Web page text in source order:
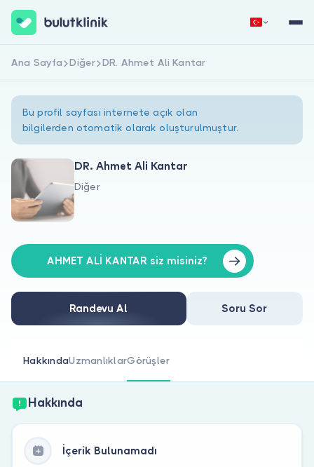
Hakkımızda
Doktorlar için
Doktor musunuz?
Hemen Kaydol
Ana Sayfa Diğer DR. Ahmet Ali Kantar
Bu profil sayfası internete açık olan
bilgilerden otomatik olarak oluşturulmuştur.
DR. Ahmet Ali Kantar
Diğer
AHMET ALİ KANTAR siz misiniz?
Randevu Al Soru Sor
HakkındaUzmanlıklarGörüşler
Hakkında
İçerik Bulunamadı